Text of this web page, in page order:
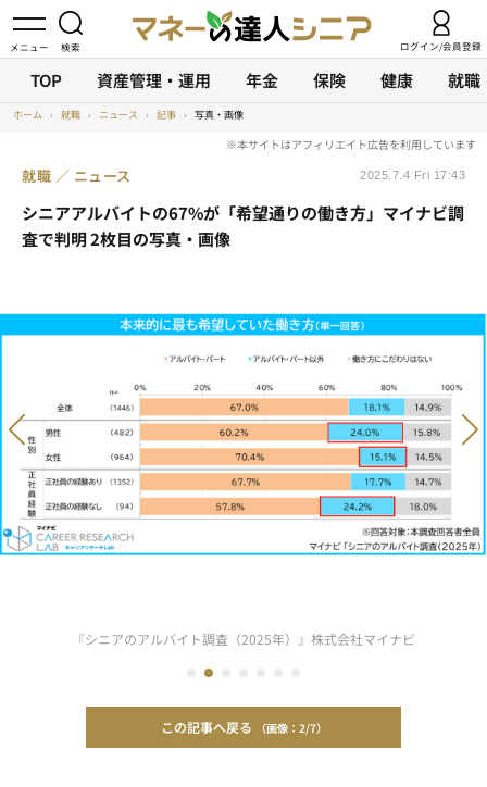
ログイン/会員登録
TOP 資産管理・運用 年金 保険 健康 就職
ホーム › 就職 › ニュース › 記事 › 写真・画像
シニアアルバイトの67%が「希望通りの働き方」マイナビ調
査で判明 2枚目の写真・画像
就職 ニュース 2025.7.4 Fri 17:43
『シニアのアルバイト調査（2025年）』株式会社マイナビ
この記事へ戻る 2/7